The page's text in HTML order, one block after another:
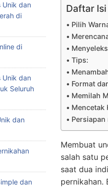
Daftar Isi
Pilih
Tips:
Format
Memilah
Mencetak
Persiapan
Membuat
salah satu
saat dua
pernikahan.
Unik dan
di
di
Unik dan
Seluruh
dan
dan